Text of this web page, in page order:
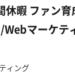
休暇 ファン
マーケテ
ィング